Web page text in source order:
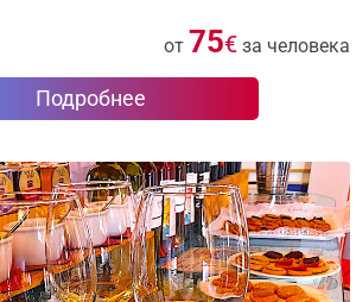
от 75€ за человека
Подробнее